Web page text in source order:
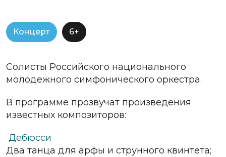
Концерт 6+
Солисты Российского национального
молодежного симфонического оркестра.
В программе прозвучат произведения
известных композиторов:
Дебюсси
Два танца для арфы и струнного квинтета;